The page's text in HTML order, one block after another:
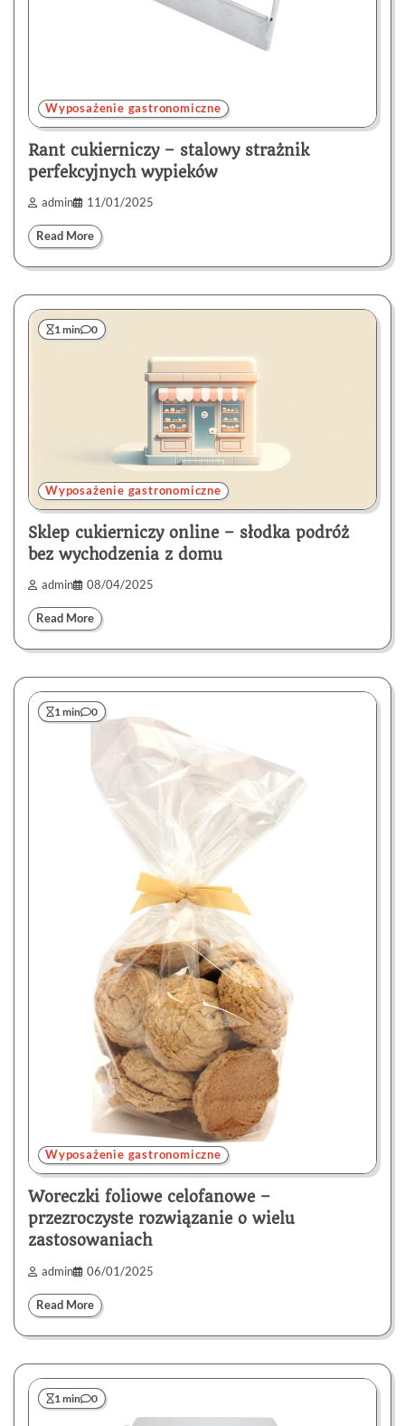
Wyposażenie gastronomiczne
Rant cukierniczy – stalowy strażnik
perfekcyjnych wypieków
admin 11/01/2025
Read More
1 min 0
Wyposażenie gastronomiczne
Sklep cukierniczy online – słodka podróż
bez wychodzenia z domu
admin 08/04/2025
Read More
1 min 0
Wyposażenie gastronomiczne
Woreczki foliowe celofanowe –
przezroczyste rozwiązanie o wielu
zastosowaniach
admin 06/01/2025
Read More
1 min 0